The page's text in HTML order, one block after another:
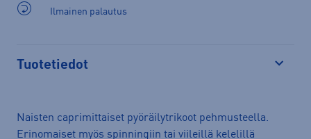
Ilmainen palautus
Tuotetiedot
Naisten caprimittaiset pyöräilytrikoot pehmusteella.
Erinomaiset myös spinningiin tai viileillä kelelillä